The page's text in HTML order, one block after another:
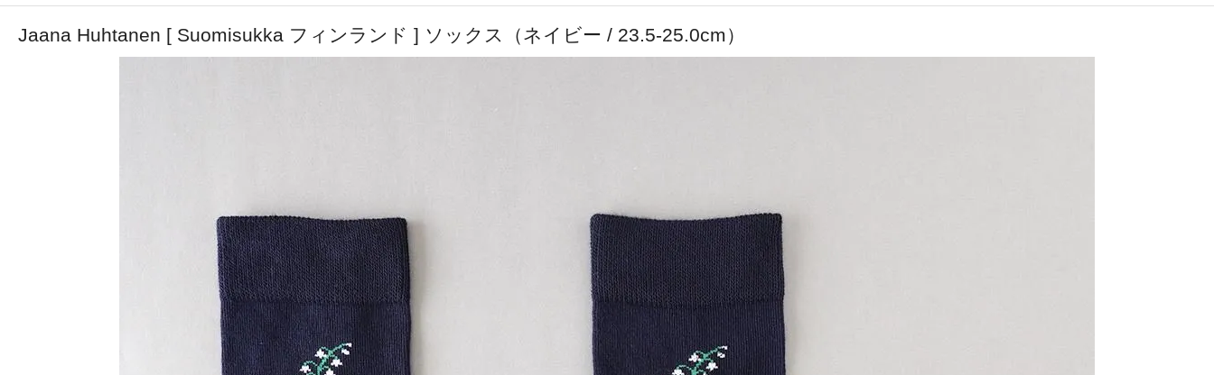
Jaana Huhtanen [ Suomisukka フィンランド ] ソックス（ネイビー / 23.5-25.0cm）